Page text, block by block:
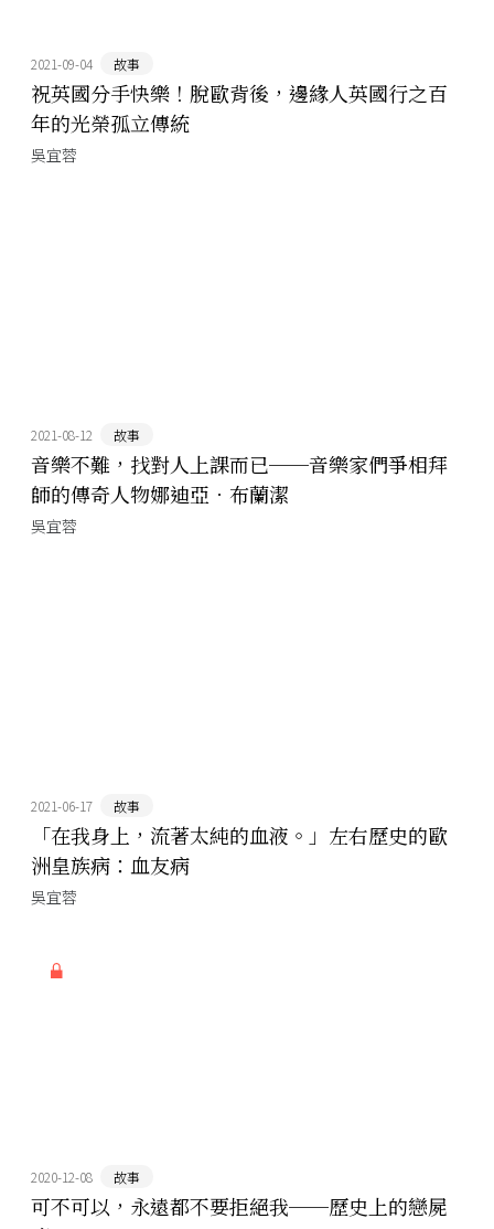
2021-09-04 故事
祝英國分手快樂！脫歐背後，邊緣人英國行之百
年的光榮孤立傳統
吳宜蓉
2021-08-12 故事
音樂不難，找對人上課而已──音樂家們爭相拜
師的傳奇人物娜迪亞．布蘭潔
吳宜蓉
2021-06-17 故事
「在我身上，流著太純的血液。」左右歷史的歐
洲皇族病：血友病
吳宜蓉
2020-12-08 故事
可不可以，永遠都不要拒絕我──歷史上的戀屍